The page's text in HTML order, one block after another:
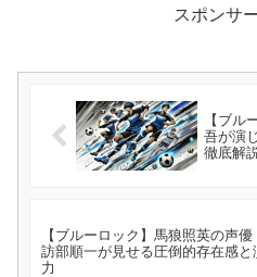
スポンサ
【ブル
吾が演
徹底解説
【ブルーロック】馬狼照英の声優
訪部順一が見せる圧倒的存在感と
力